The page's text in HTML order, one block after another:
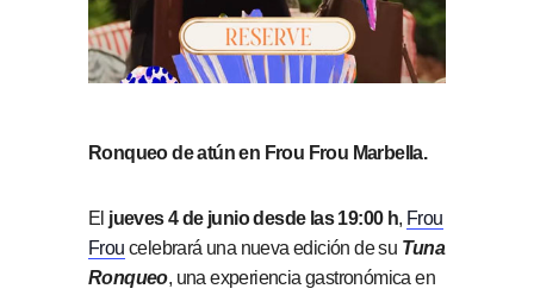
Ronqueo de atún en Frou Frou Marbella.
El jueves 4 de junio desde las 19:00 h, Frou
Frou celebrará una nueva edición de su Tuna
Ronqueo, una experiencia gastronómica en